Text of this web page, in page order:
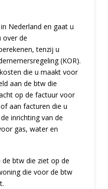
Nederland en gaat u
over de
tenzij u
(KOR).
die u maakt voor
aan de btw die
op de factuur voor
aan facturen die u
inrichting van de
gas, water en
de btw die ziet op de
die voor de btw